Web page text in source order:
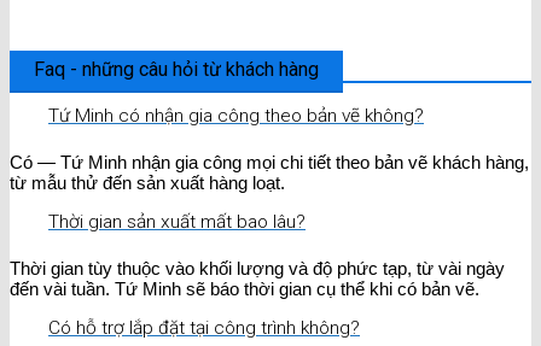
Faq - những câu hỏi từ khách hàng
Tứ Minh có nhận gia công theo bản vẽ không?
Có — Tứ Minh nhận gia công mọi chi tiết theo bản vẽ khách hàng,
từ mẫu thử đến sản xuất hàng loạt.
Thời gian sản xuất mất bao lâu?
Thời gian tùy thuộc vào khối lượng và độ phức tạp, từ vài ngày
đến vài tuần. Tứ Minh sẽ báo thời gian cụ thể khi có bản vẽ.
Có hỗ trợ lắp đặt tại công trình không?